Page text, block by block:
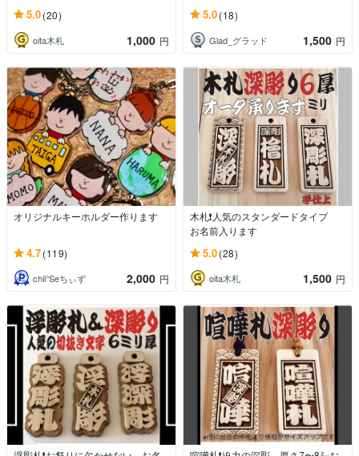
5.0(20)
oita木札 1,000 円
5.0(18)
Glad_グラッド 1,500 円
オリジナルキーホルダー作ります
4.7(119)
chii°Seちぃず 2,000 円
木札❗️人気のスタンダードタイプ
お名前入ります
5.0(28)
oita木札 1,500 円